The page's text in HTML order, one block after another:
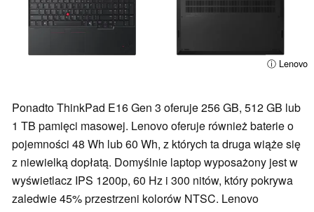
ⓘ Lenovo
Ponadto ThinkPad E16 Gen 3 oferuje 256 GB, 512 GB lub
1 TB pamięci masowej. Lenovo oferuje również baterie o
pojemności 48 Wh lub 60 Wh, z których ta druga wiąże się
z niewielką dopłatą. Domyślnie laptop wyposażony jest w
wyświetlacz IPS 1200p, 60 Hz i 300 nitów, który pokrywa
zaledwie 45% przestrzeni kolorów NTSC. Lenovo